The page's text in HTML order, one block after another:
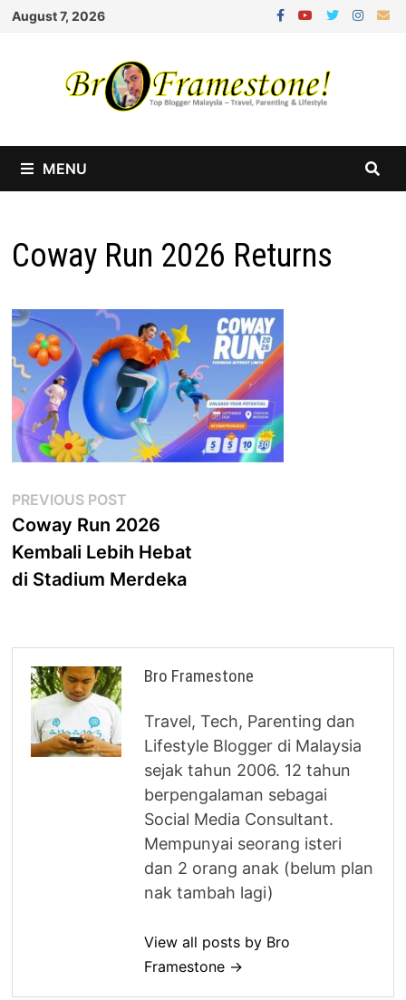
Skip
August 7, 2026
MENU
Coway Run 2026 Returns
Post
navigation
PREVIOUS POST
post:
Coway Run 2026
Kembali Lebih Hebat
di Stadium Merdeka
Bro Framestone
Travel, Tech, Parenting dan
Lifestyle Blogger di Malaysia
sejak tahun 2006. 12 tahun
berpengalaman sebagai
Social Media Consultant.
Mempunyai seorang isteri
dan 2 orang anak (belum plan
nak tambah lagi)
View all posts by Bro
Framestone →